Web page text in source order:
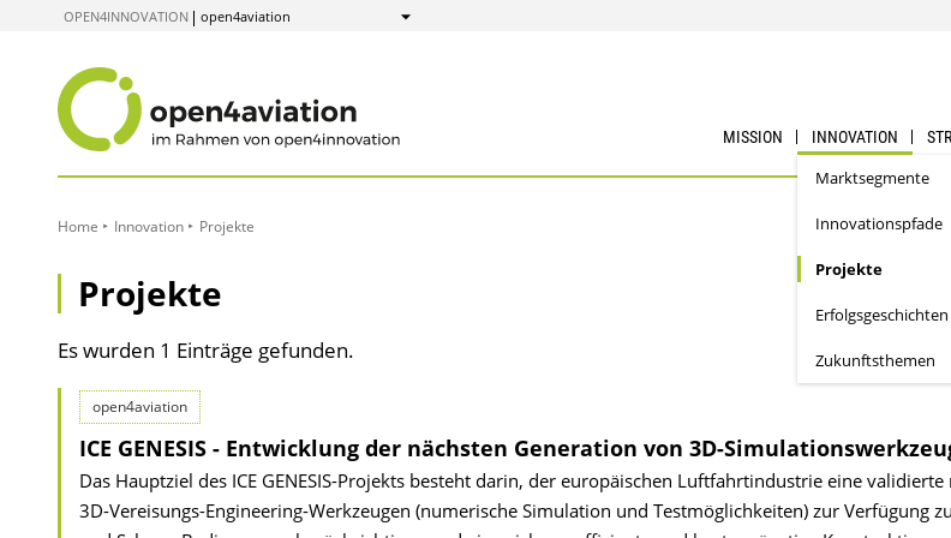
OPEN4INNOVATION open4aviation
Anzeigen
MISSION INNOVATION
Marktsegmente
Innovationspfade
Projekte
Erfolgs­geschichten
Zukunftsthemen
Home Innovation Projekte
Projekte
Es wurden 1 Einträge gefunden.
open4aviation
ICE GENESIS - Entwicklung der nächsten Generation von 3D-
Das Hauptziel des ICE GENESIS-Projekts besteht darin, der europäischen Luftfahrtindustrie eine
3D-Vereisungs-Engineering-Werkzeugen (numerische Simulation und Testmöglichkeiten) zur Verfügung